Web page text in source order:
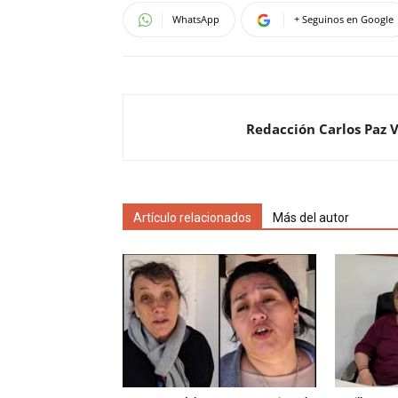
WhatsApp + Seguinos en Google
Redacción Carlos Paz
Artículo relacionados Más del autor